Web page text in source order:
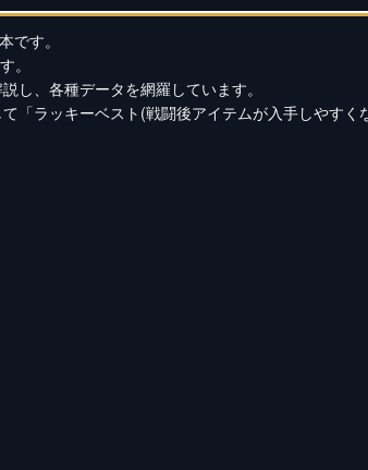
です。
。
し、各種データを網羅しています。
「ラッキーベスト(戦闘後アイテムが入手しやす